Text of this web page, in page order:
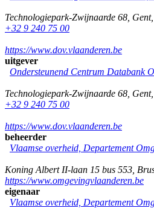
Technologiepark-Zwijnaarde 68 Gent,
+32 9 240 75 00
https://www.dov.vlaanderen.be
uitgever
Ondersteunend Centrum Databank
Technologiepark-Zwijnaarde 68 Gent,
+32 9 240 75 00
https://www.dov.vlaanderen.be
beheerder
Vlaamse overheid, Departement
Koning Albert II-laan 15 bus 553
https://www.omgevingvlaanderen.be
eigenaar
Vlaamse overheid, Departement